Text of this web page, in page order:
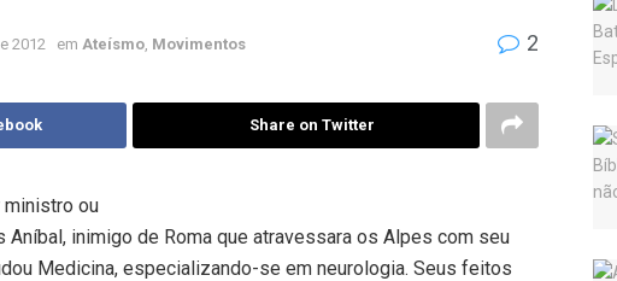
2012 em Ateísmo Movimentos 2
Share on Twitter
ministro ou
inimigo de Roma que atravessara os Alpes com seu
Medicina, especializando-se em neurologia. Seus feitos